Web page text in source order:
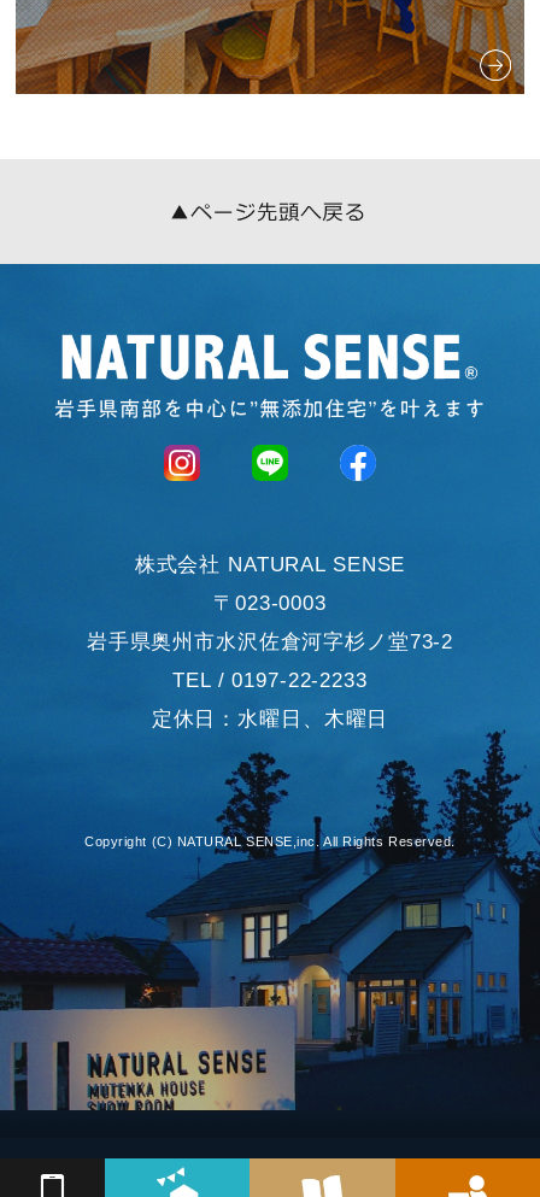
株式会社 NATURAL SENSE
〒023-0003
岩手県奥州市水沢佐倉河字杉ノ堂73-2
TEL / 0197-22-2233
定休日：水曜日、木曜日
Copyright (C) NATURAL SENSE,inc. All Rights Reserved.